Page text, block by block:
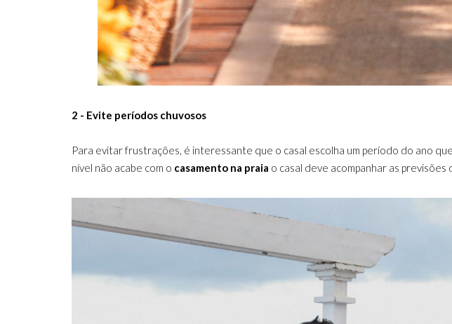
2 - Evite períodos chuvosos
Para evitar frustrações, é interessante que o casal escolha um período do ano
nível não acabe com o casamento na praia o casal deve acompanhar as